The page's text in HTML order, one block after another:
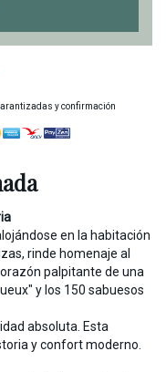
y confirmación
en la habitación
rinde homenaje al
palpitante de una
y los 150 sabuesos
absoluta. Esta
y confort moderno.